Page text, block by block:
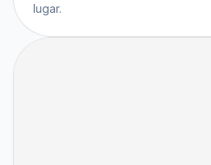
lugar.